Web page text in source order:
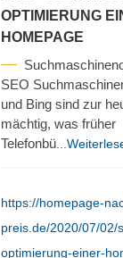
OPTIMIERUNG
HOMEPAGE
SEO
und Bing sind zur
mächtig, was früher
Telefonbü
https://homepage-
preis.de/2020/07/02/
optimierung-einer-